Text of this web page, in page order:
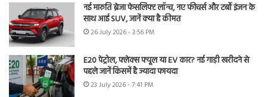
नई मारुति ब्रेजा फेसलिफ्ट लॉन्च, नए फीचर्स और टर्बो इंजन के
साथ आई SUV, जानें क्या है कीमत
26 July 2026 - 3:56 PM
E20 पेट्रोल, फ्लेक्स फ्यूल या EV कार? नई गाड़ी खरीदने से
पहले जानें किसमें है ज्यादा फायदा
23 July 2026 - 7:41 PM